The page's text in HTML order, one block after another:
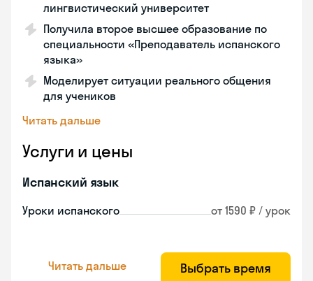
лингвистический университет
Получила второе высшее образование по
специальности «Преподаватель испанского
языка»
Моделирует ситуации реального общения
для учеников
Читать дальше
Услуги и цены
Испанский язык
Уроки испанского от 1590 ₽ / урок
Читать дальше Выбрать время